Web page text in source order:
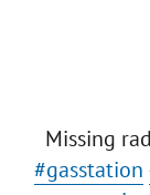
Missing
#gasstation